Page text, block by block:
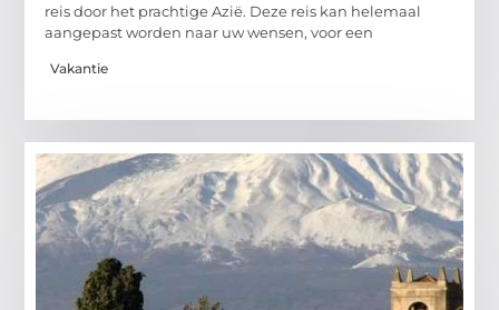
reis door het prachtige Azië. Deze reis kan helemaal
aangepast worden naar uw wensen, voor een
Vakantie